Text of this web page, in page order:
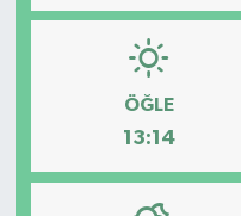
ÖĞLE
13:14
Gömeç